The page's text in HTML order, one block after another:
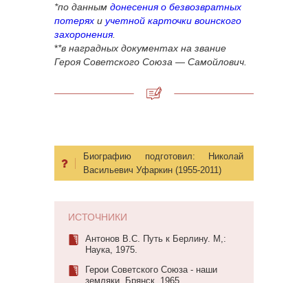
*по данным донесения о безвозвратных
потерях и учетной карточки воинского
захоронения.
**в наградных документах на звание
Героя Советского Союза — Самойлович.
Биографию подготовил: Николай
Васильевич Уфаркин (1955-2011)
ИСТОЧНИКИ
Антонов В.С. Путь к Берлину. М,:
Наука, 1975.
Герои Советского Союза - наши
земляки. Брянск, 1965.